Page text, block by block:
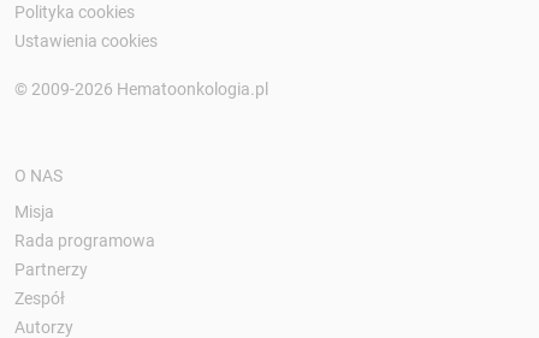
Polityka cookies
Ustawienia cookies
© 2009-2026 Hematoonkologia.pl
O NAS
Misja
Rada programowa
Partnerzy
Zespół
Autorzy